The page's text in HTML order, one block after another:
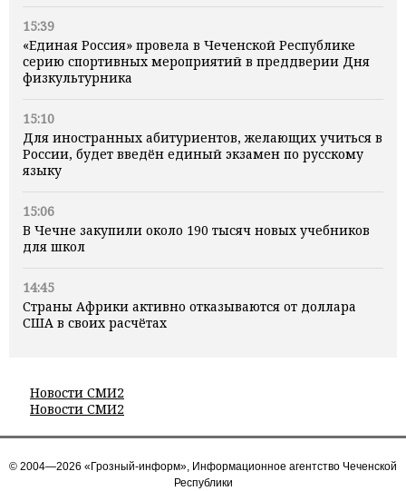
15:39
«Единая Россия» провела в Чеченской Республике
серию спортивных мероприятий в преддверии Дня
физкультурника
15:10
Для иностранных абитуриентов, желающих учиться в
России, будет введён единый экзамен по русскому
языку
15:06
В Чечне закупили около 190 тысяч новых учебников
для школ
14:45
Страны Африки активно отказываются от доллара
США в своих расчётах
Новости СМИ2
Новости СМИ2
© 2004—2026 «Грозный-информ», Информационное агентство Чеченской
Республики